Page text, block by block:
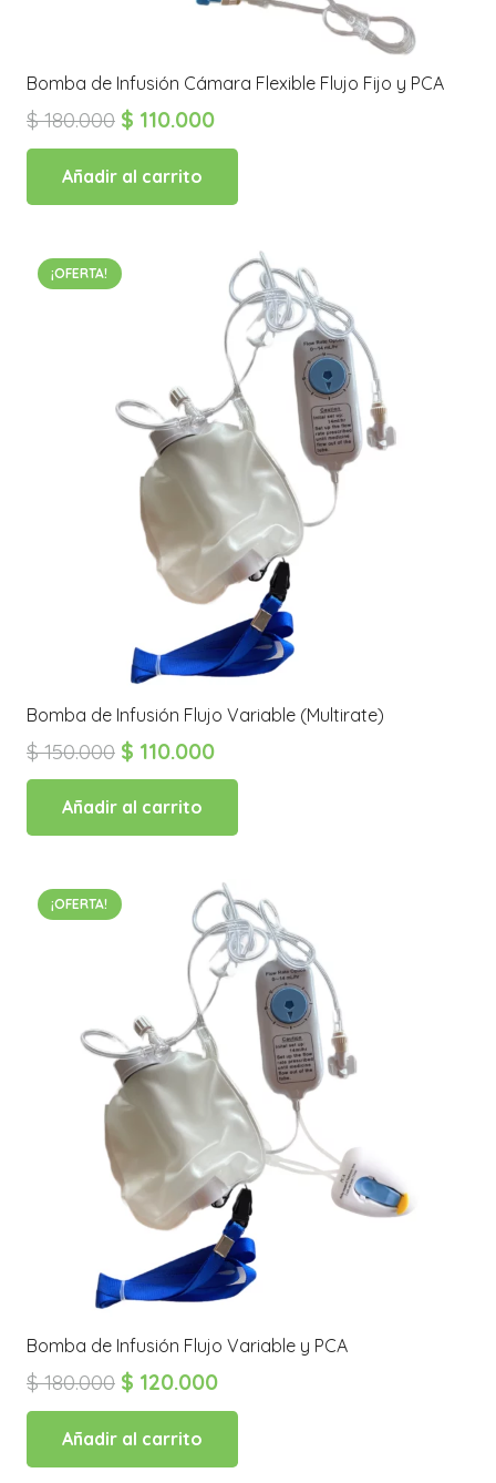
Bomba de Infusión Cámara Flexible Flujo Fijo y PCA
$180.000 El
precio
original
era:
$ 110.000El
precio
es:
Añadir al carrito
¡OFERTA!
Bomba de Infusión Flujo Variable (Multirate)
$150.000 El
precio
original
era:
$ 110.000El
precio
es:
Añadir al carrito
¡OFERTA!
Bomba de Infusión Flujo Variable y PCA
$180.000 El
precio
original
era:
$ 120.000El
precio
es:
Añadir al carrito